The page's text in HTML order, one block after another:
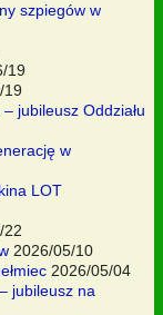
szpiegów w
19
19
jubileusz Oddziału
w
LOT
22
2026/05/10
2026/05/04
jubileusz na